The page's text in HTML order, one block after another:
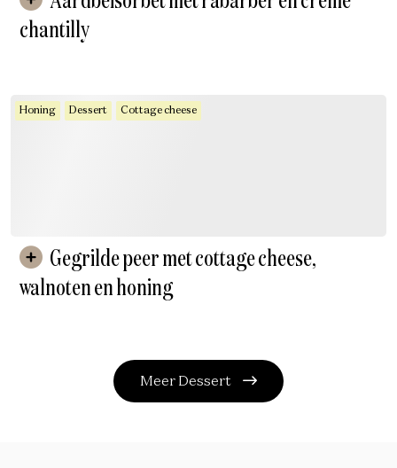
chantilly
Honing Dessert Cottage cheese
walnoten en honing
Meer Dessert